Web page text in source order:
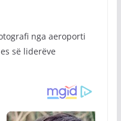
nga aeroporti
së liderëve